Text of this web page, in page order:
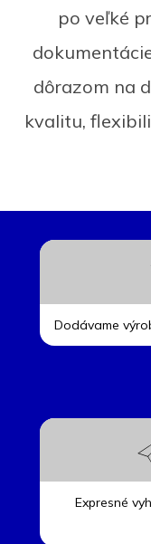
po veľké
dôrazom na
kvalitu,
Dodávame
Expresné